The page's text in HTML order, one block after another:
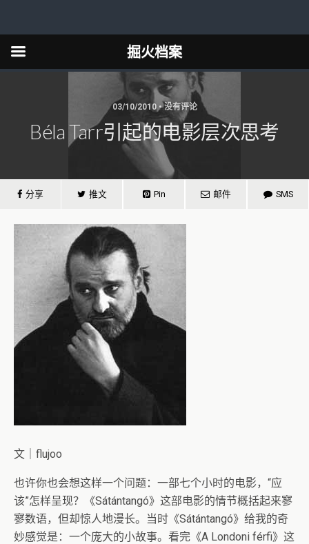
03/10/2010 • 没有评论
Béla Tarr引起的电影层次思考
分享 推文 Pin 邮件 SMS
文｜flujoo
也许你也会想这样一个问题：一部七个小时的电影，“应
该”怎样呈现？《Sátántangó》这部电影的情节概括起来寥
寥数语，但却惊人地漫长。当时《Sátántangó》给我的奇
妙感觉是：一个庞大的小故事。看完《A Londoni férfi》这
掘火档案